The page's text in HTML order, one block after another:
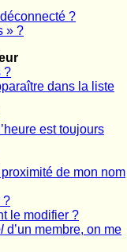
?
» ?
?
dans la liste
est toujours
de mon nom
?
le modifier ?
d’un membre, on me